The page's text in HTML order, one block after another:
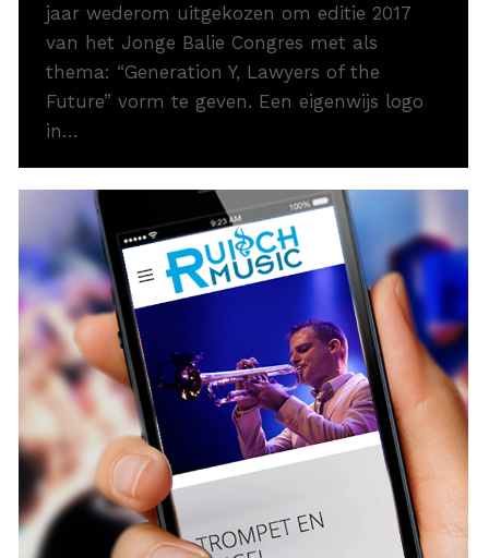
jaar wederom uitgekozen om editie 2017
van het Jonge Balie Congres met als
thema: “Generation Y, Lawyers of the
Future” vorm te geven. Een eigenwijs logo
in…